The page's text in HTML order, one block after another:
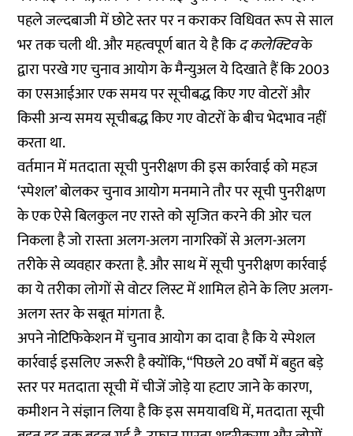
पहले जल्दबाजी में छोटे स्तर पर न कराकर विधिवत रूप से साल
भर तक चली थी. और महत्वपूर्ण बात ये है किद कलेक्टिवके
द्वारा परखे गए चुनाव आयोग के मैन्युअल ये दिखाते हैं कि 2003
का एसआईआर एक समय पर सूचीबद्ध किए गए वोटरों और
किसी अन्य समय सूचीबद्ध किए गए वोटरों के बीच भेदभाव नहीं
करता था.
वर्तमान में मतदाता सूची पुनरीक्षण की इस कार्रवाई को महज
‘स्पेशल’ बोलकर चुनाव आयोग मनमाने तौर पर सूची पुनरीक्षण
के एक ऐसे बिलकुल नए रास्ते को सृजित करने की ओर चल
निकला है जो रास्ता अलग-अलग नागरिकों से अलग-अलग
तरीके से व्यवहार करता है. और साथ में सूची पुनरीक्षण कार्रवाई
का ये तरीका लोगों से वोटर लिस्ट में शामिल होने के लिए अलग-
अलग स्तर के सबूत मांगता है.
अपने नोटिफिकेशन में चुनाव आयोग का दावा है कि ये स्पेशल
कार्रवाई इसलिए जरूरी है क्योंकि, “पिछले 20 वर्षों में बहुत बड़े
स्तर पर मतदाता सूची में चीजें जोड़े या हटाए जाने के कारण,
कमीशन ने संज्ञान लिया है कि इस समयावधि में, मतदाता सूची